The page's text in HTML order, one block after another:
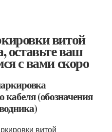
витой
оставьте ваш
с вами скоро
(обозначения